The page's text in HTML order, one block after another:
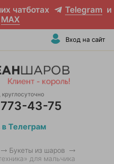
чатботах Telegram и
MAX
Вход на сайт
43-75
в Телеграм
Букеты из шаров
для мальчика